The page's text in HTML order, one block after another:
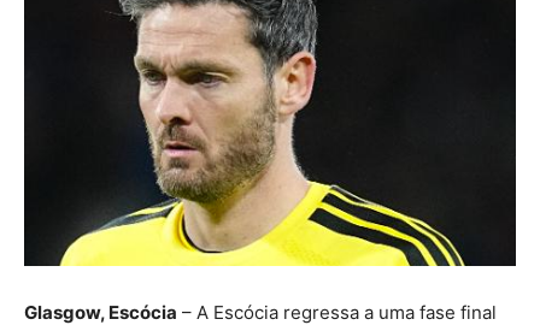
Glasgow, Escócia – A Escócia regressa a uma fase final